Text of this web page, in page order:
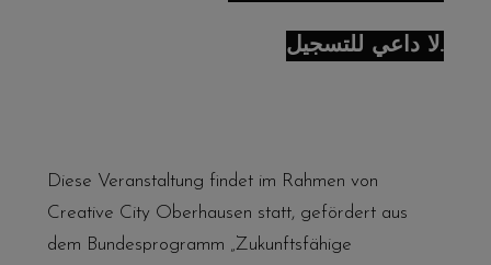
لا داعي للتسجيل.
Diese Veranstaltung findet im Rahmen von
Creative City Oberhausen statt, gefördert aus
dem Bundesprogramm „Zukunftsfähige